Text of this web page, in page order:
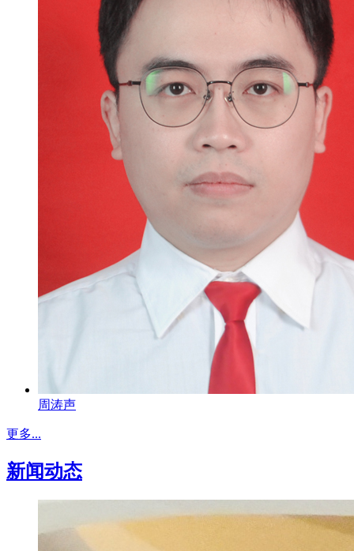
周涛声
更多...
新闻动态